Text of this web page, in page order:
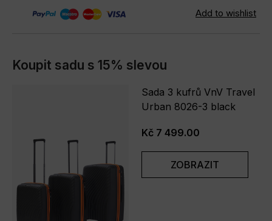
Koupit sadu s 15% slevou
Sada 3 kufrů VnV Travel
Urban 8026-3 black
Kč 7 499.00
ZOBRAZIT